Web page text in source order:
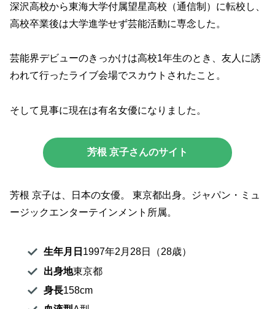
深沢高校から東海大学付属望星高校（通信制）に転校し、
高校卒業後は大学進学せず芸能活動に専念した。
芸能界デビューのきっかけは高校1年生のとき、友人に誘
われて行ったライブ会場でスカウトされたこと。
そして見事に現在は有名女優になりました。
芳根 京子さんのサイト
芳根 京子は、日本の女優。 東京都出身。ジャパン・ミュ
ージックエンターテインメント所属。
生年月日 1997年2月28日（28歳）
出身地東京都
身長158cm